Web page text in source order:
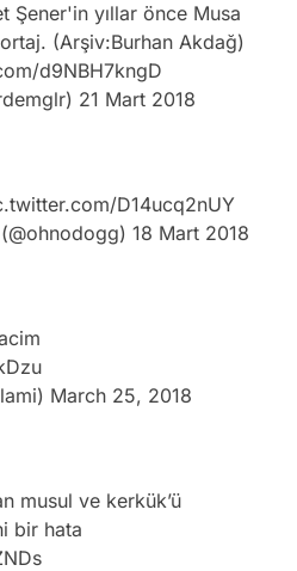
Şener'in yıllar önce Musa
(Arşiv:Burhan Akdağ)
d9NBH7kngD
21 Mart 2018
D14ucq2nUY
18 Mart 2018
March 25, 2018
musul ve kerkük’ü
bir hata